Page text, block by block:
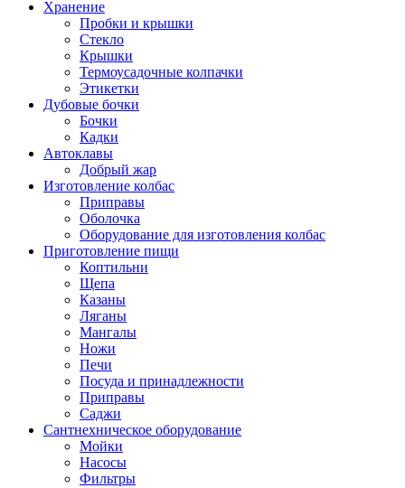
Хранение
Пробки и крышки
Стекло
Крышки
Термоусадочные колпачки
Этикетки
Дубовые бочки
Бочки
Кадки
Автоклавы
Добрый жар
Изготовление колбас
Приправы
Оболочка
Оборудование для изготовления колбас
Приготовление пищи
Коптильни
Щепа
Казаны
Ляганы
Мангалы
Ножи
Печи
Посуда и принадлежности
Приправы
Саджи
Сантнехническое оборудование
Мойки
Насосы
Фильтры